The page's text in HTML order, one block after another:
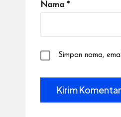
Nama *
Simpan nama,